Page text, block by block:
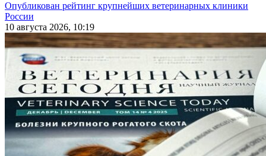
Опубликован рейтинг крупнейших ветеринарных клиники
России
10 августа 2026, 10:19